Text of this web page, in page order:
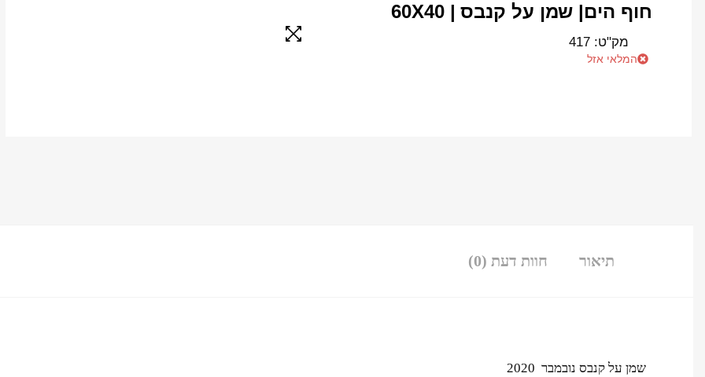
חוף הים| שמן על קנבס | 60X40
מק"ט:417
המלאי אזל
תיאור חוות דעת (0)
שמן על קנבס נובמבר 2020